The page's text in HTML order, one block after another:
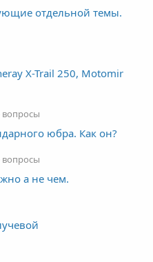
отдельной темы.
X-Trail 250, Motomir
юбра. Как он?
а не чем.